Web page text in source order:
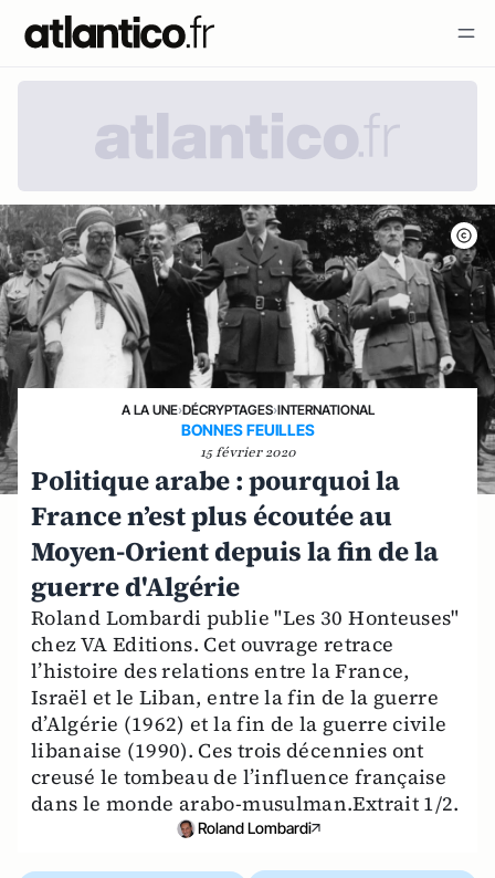
A LA UNE›DÉCRYPTAGES›INTERNATIONAL
BONNES FEUILLES
15 février 2020
Politique arabe : pourquoi la
France n’est plus écoutée au
Moyen-Orient depuis la fin de la
guerre d'Algérie
Roland Lombardi publie "Les 30 Honteuses"
chez VA Editions. Cet ouvrage retrace
l’histoire des relations entre la France,
Israël et le Liban, entre la fin de la guerre
d’Algérie (1962) et la fin de la guerre civile
libanaise (1990). Ces trois décennies ont
creusé le tombeau de l’influence française
dans le monde arabo-musulman.Extrait 1/2.
Roland Lombardi